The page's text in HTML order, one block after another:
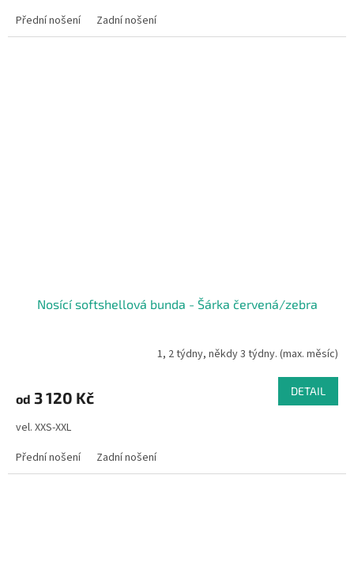
Přední nošení
Zadní nošení
Nosící softshellová bunda - Šárka červená/zebra
1, 2 týdny, někdy 3 týdny. (max. měsíc)
od 3 120 Kč DETAIL
vel. XXS-XXL
Přední nošení
Zadní nošení